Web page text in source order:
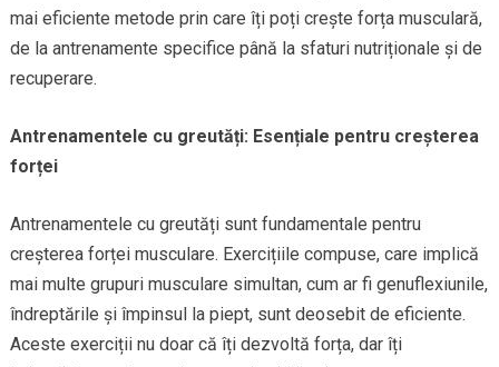
mai eficiente metode prin care îți poți crește forța musculară,
de la antrenamente specifice până la sfaturi nutriționale și de
recuperare.
Antrenamentele cu greutăți: Esențiale pentru creșterea
forței
Antrenamentele cu greutăți sunt fundamentale pentru
creșterea forței musculare. Exercițiile compuse, care implică
mai multe grupuri musculare simultan, cum ar fi genuflexiunile,
îndreptările și împinsul la piept, sunt deosebit de eficiente.
Aceste exerciții nu doar că îți dezvoltă forța, dar îți